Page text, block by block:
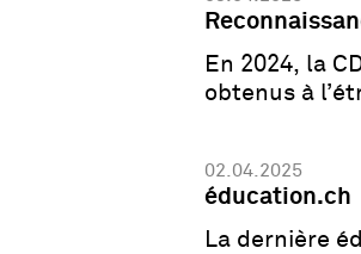
En 2024, la
obtenus à
02.04.2025
éducation.ch
La dernière